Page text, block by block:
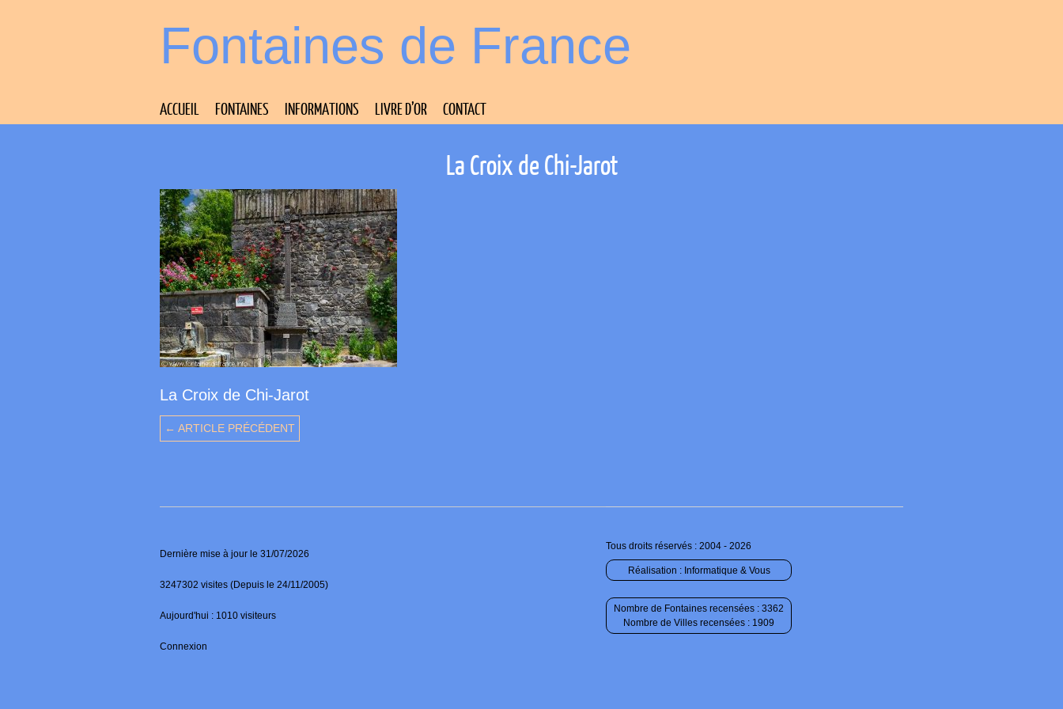
Fontaines de France
ACCUEIL FONTAINES INFORMATIONS LIVRE D’OR CONTACT
La Croix de Chi-Jarot
La Croix de Chi-Jarot
← ARTICLE PRÉCÉDENT
Dernière mise à jour le 31/07/2026
3247302 visites (Depuis le 24/11/2005)
Aujourd'hui : 1010 visiteurs
Connexion
Tous droits réservés : 2004 - 2026
Réalisation : Informatique & Vous
Nombre de Fontaines recensées : 3362
Nombre de Villes recensées : 1909